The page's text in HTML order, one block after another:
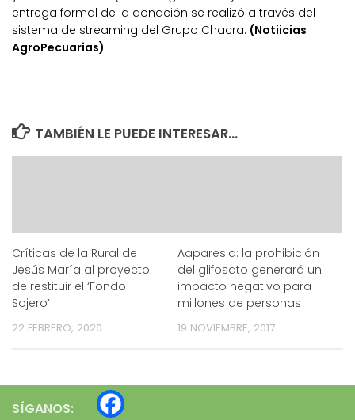
entrega formal de la donación se realizó a través del
sistema de streaming del Grupo Chacra. (Notiicias
AgroPecuarias)
TAMBIÉN LE PUEDE INTERESAR...
Críticas de la Rural de
Jesús María al proyecto
de restituir el ‘Fondo
Sojero’
22 FEBRERO, 2020
Aaparesid: la prohibición
del glifosato generará un
impacto negativo para
millones de personas
19 NOVIEMBRE, 2017
SÍGANOS: